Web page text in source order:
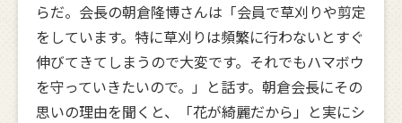
らだ。会長の朝倉隆博さんは「会員で草刈りや剪定
をしています。特に草刈りは頻繁に行わないとすぐ
伸びてきてしまうので大変です。それでもハマボウ
を守っていきたいので。」と話す。朝倉会長にその
思いの理由を聞くと、「花が綺麗だから」と実にシ